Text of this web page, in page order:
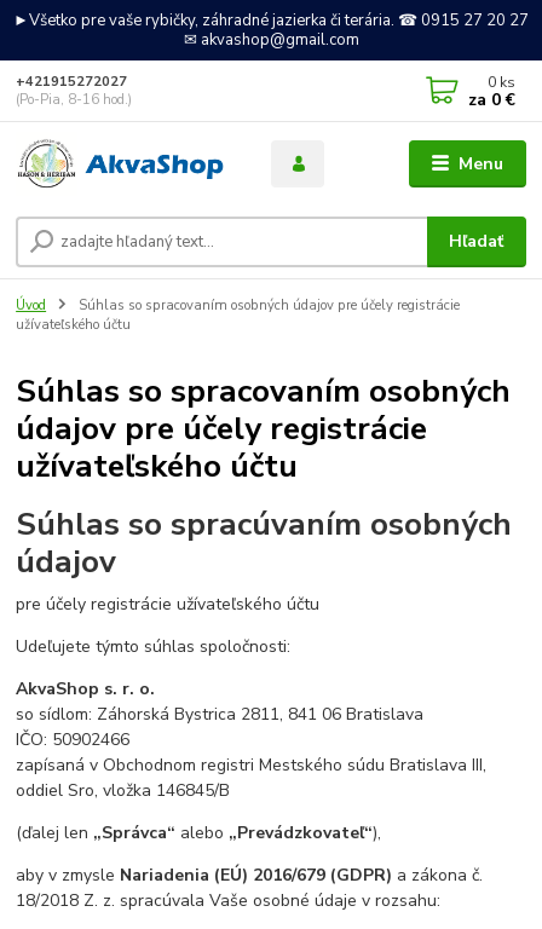
►Všetko pre vaše rybičky, záhradné jazierka či terária. ☎ 0915 27 20 27
✉ akvashop@gmail.com
Menu
Hľadať
+421915272027
(Po-Pia, 8-16 hod.)
0 ks
za 0 €
Úvod
Súhlas so spracovaním osobných údajov pre účely registrácie
užívateľského účtu
Súhlas so spracovaním osobných
údajov pre účely registrácie
užívateľského účtu
Súhlas so spracúvaním osobných
údajov
pre účely registrácie užívateľského účtu
Udeľujete týmto súhlas spoločnosti:
AkvaShop s. r. o.
so sídlom: Záhorská Bystrica 2811, 841 06 Bratislava
IČO: 50902466
zapísaná v Obchodnom registri Mestského súdu Bratislava III,
oddiel Sro, vložka 146845/B
(ďalej len „Správca“ alebo „Prevádzkovateľ“),
aby v zmysle Nariadenia (EÚ) 2016/679 (GDPR) a zákona č.
18/2018 Z. z. spracúvala Vaše osobné údaje v rozsahu: